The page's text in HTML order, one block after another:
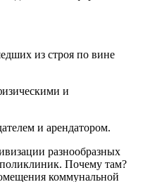
из строя по вине
и
и арендатором.
разнообразных
Почему там?
коммунальной